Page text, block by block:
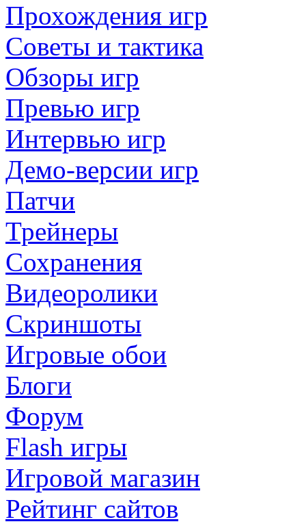
Прохождения игр
Советы и тактика
Обзоры игр
Превью игр
Интервью игр
Демо-версии игр
Патчи
Трейнеры
Сохранения
Видеоролики
Скриншоты
Игровые обои
Блоги
Форум
Flash игры
Игровой магазин
Рейтинг сайтов